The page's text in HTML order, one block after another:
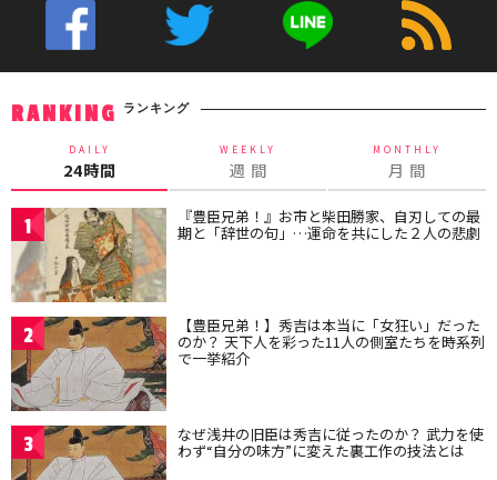
RANKING ランキング
DAILY
24時間
WEEKLY
週 間
MONTHLY
月 間
1 『豊臣兄弟！』お市と柴田勝家、自刃しての最
期と「辞世の句」…運命を共にした２人の悲劇
2 【豊臣兄弟！】秀吉は本当に「女狂い」だった
のか？ 天下人を彩った11人の側室たちを時系列
で一挙紹介
3 なぜ浅井の旧臣は秀吉に従ったのか？ 武力を使
わず“自分の味方”に変えた裏工作の技法とは